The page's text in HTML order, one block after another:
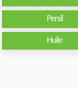
Persil
Huile